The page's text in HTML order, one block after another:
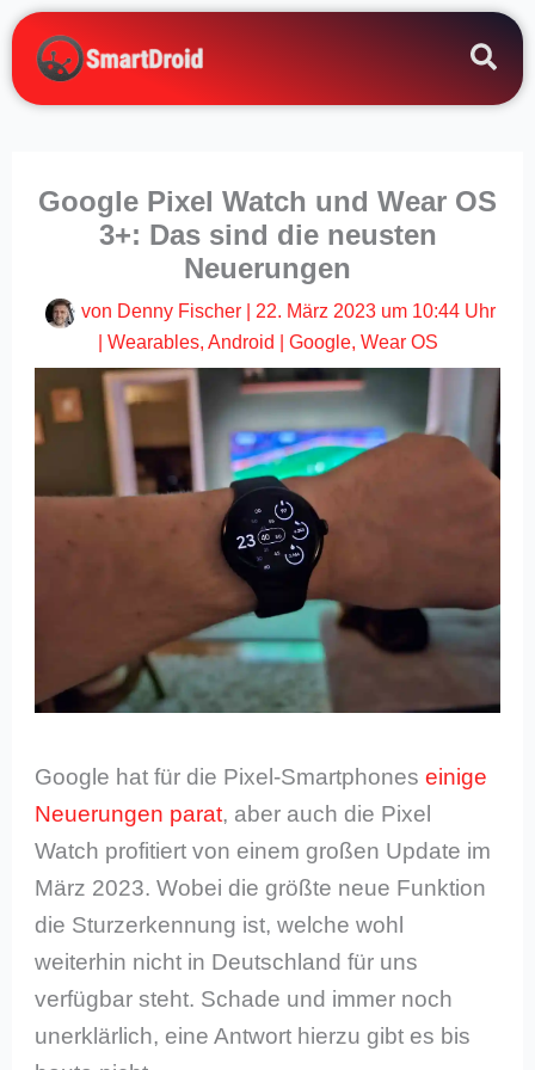
Zum
Inhalt
springen
Google Pixel Watch und Wear OS
3+: Das sind die neusten
Neuerungen
von Denny Fischer
22. März 2023 um 10:44 Uhr
Wearables, Android Google, Wear OS
Google hat für die Pixel-Smartphoneseinige
Neuerungen parat, aber auch die Pixel
Watch profitiert von einem großen Update im
März 2023. Wobei die größte neue Funktion
die Sturzerkennung ist, welche wohl
weiterhin nicht in Deutschland für uns
verfügbar steht. Schade und immer noch
unerklärlich, eine Antwort hierzu gibt es bis